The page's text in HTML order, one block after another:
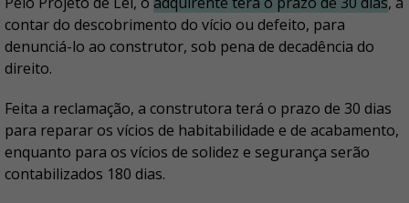
contar do descobrimento do vício ou defeito, para
denunciá-lo ao construtor, sob pena de decadência do
direito.
Feita a reclamação, a construtora terá o prazo de 30 dias
para reparar os vícios de habitabilidade e de acabamento,
enquanto para os vícios de solidez e segurança serão
contabilizados 180 dias.